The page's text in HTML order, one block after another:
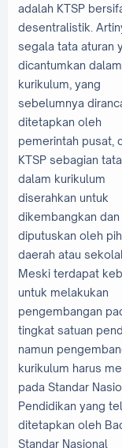
adalah KTSP
desentralistik.
segala tata aturan
dicantumkan dalam
kurikulum, yang
sebelumnya
ditetapkan oleh
pemerintah pusat,
KTSP sebagian
dalam kurikulum
diserahkan untuk
dikembangkan dan
diputuskan oleh
daerah atau
Meski terdapat
untuk melakukan
pengembangan
tingkat satuan
namun
kurikulum harus
pada Standar
Pendidikan yang
ditetapkan oleh
Standar Nasional